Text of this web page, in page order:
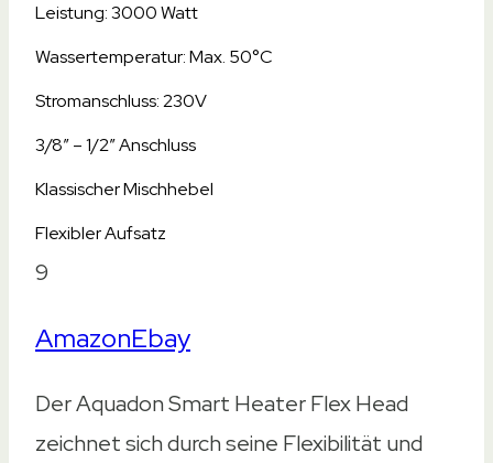
Leistung: 3000 Watt
Wassertemperatur: Max. 50°C
Stromanschluss: 230V
3/8″ – 1/2″ Anschluss
Klassischer Mischhebel
Flexibler Aufsatz
9
AmazonEbay
Der Aquadon Smart Heater Flex Head
zeichnet sich durch seine Flexibilität und